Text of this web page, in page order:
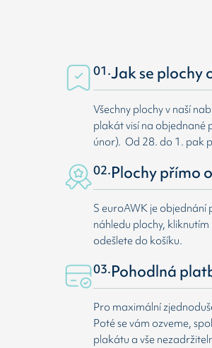
01.Jak se plochy
Všechny plochy v naší
plakát visí na objednané
únor). Od 28. do 1. pak
02.Plochy přímo
S euroAWK je objednání
náhledu plochy,
odešlete do košíku.
03.Pohodlná
Pro maximální
Poté se vám ozveme,
plakátu a vše